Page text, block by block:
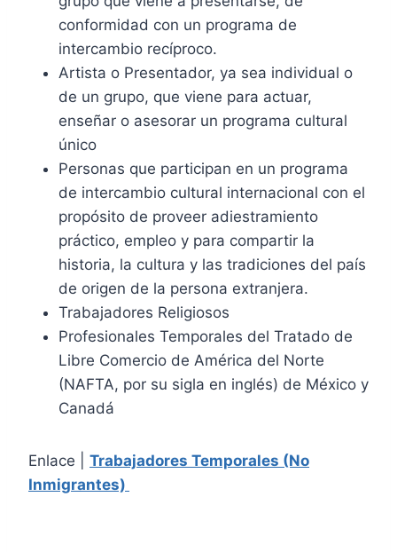
conformidad con un programa de
intercambio recíproco.
Artista o Presentador, ya sea individual o
de un grupo, que viene para actuar,
enseñar o asesorar un programa cultural
único
Personas que participan en un programa
de intercambio cultural internacional con el
propósito de proveer adiestramiento
práctico, empleo y para compartir la
historia, la cultura y las tradiciones del país
de origen de la persona extranjera.
Trabajadores Religiosos
Profesionales Temporales del Tratado de
Libre Comercio de América del Norte
(NAFTA, por su sigla en inglés) de México y
Canadá
Enlace | Trabajadores Temporales (No
Inmigrantes)